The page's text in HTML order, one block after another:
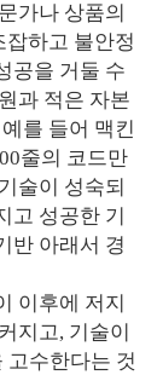
가나 상품의
잡하고 불안정
공을 거둘 수
과 적은 자본
를 들어 맥킨
줄의 코드만
술이 성숙되
고 성공한 기
반 아래서 경
이후에 저지
지고, 기술이
고수한다는 것